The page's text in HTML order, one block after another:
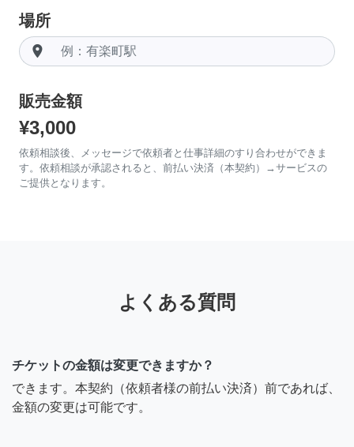
場所
room
販売金額
¥3,000
依頼相談後、メッセージで依頼者と仕事詳細のすり合わせができま
す。依頼相談が承認されると、前払い決済（本契約）→サービスの
ご提供となります。
よくある質問
チケットの金額は変更できますか？
できます。本契約（依頼者様の前払い決済）前であれば、
金額の変更は可能です。